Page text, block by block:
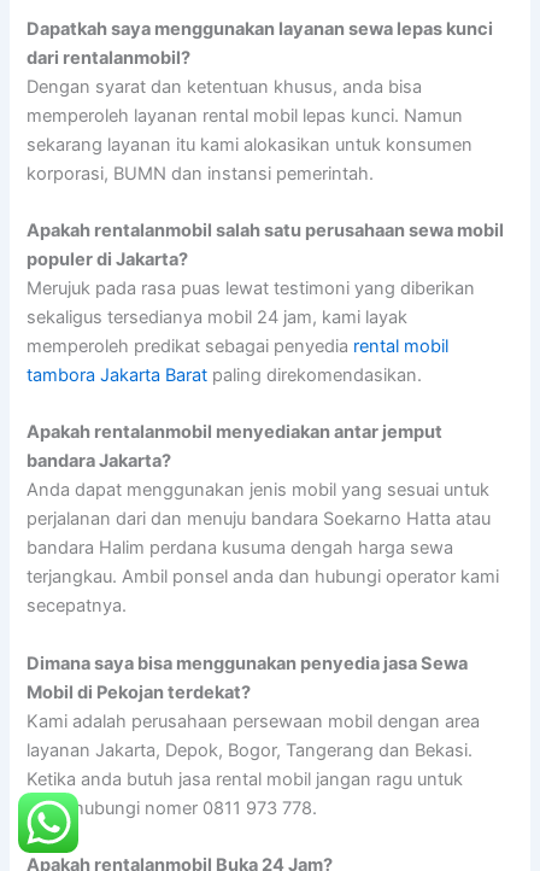
Dapatkah saya menggunakan layanan sewa lepas kunci
dari rentalanmobil?
Dengan syarat dan ketentuan khusus, anda bisa
memperoleh layanan rental mobil lepas kunci. Namun
sekarang layanan itu kami alokasikan untuk konsumen
korporasi, BUMN dan instansi pemerintah.
Apakah rentalanmobil salah satu perusahaan sewa mobil
populer di Jakarta?
Merujuk pada rasa puas lewat testimoni yang diberikan
sekaligus tersedianya mobil 24 jam, kami layak
memperoleh predikat sebagai penyedia rental mobil
tambora Jakarta Barat paling direkomendasikan.
Apakah rentalanmobil menyediakan antar jemput
bandara Jakarta?
Anda dapat menggunakan jenis mobil yang sesuai untuk
perjalanan dari dan menuju bandara Soekarno Hatta atau
bandara Halim perdana kusuma dengah harga sewa
terjangkau. Ambil ponsel anda dan hubungi operator kami
secepatnya.
Dimana saya bisa menggunakan penyedia jasa Sewa
Mobil di Pekojan terdekat?
Kami adalah perusahaan persewaan mobil dengan area
layanan Jakarta, Depok, Bogor, Tangerang dan Bekasi.
Ketika anda butuh jasa rental mobil jangan ragu untuk
menghubungi nomer 0811 973 778.
Apakah rentalanmobil Buka 24 Jam?